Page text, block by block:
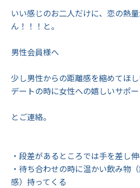
いい感じのお二人だけに、恋の熱
ん！！！と。
男性会員様へ
少し男性からの距離感を縮めてほし
デートの時に女性への嬉しいサポ
とご連絡。
・段差があるところでは手を差し
・待ち合わせの時に温かい飲み物
感）持ってくる